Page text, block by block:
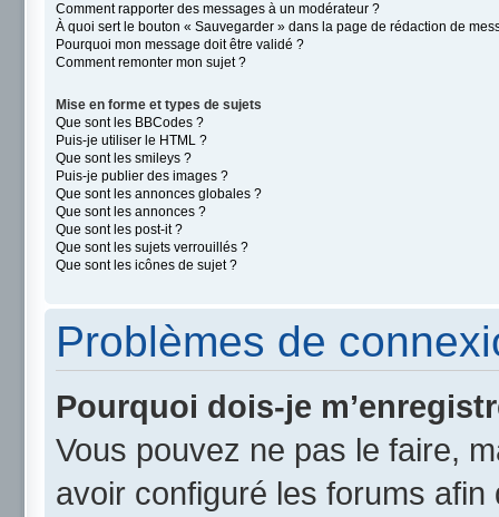
Comment rapporter des messages à un modérateur ?
À quoi sert le bouton « Sauvegarder » dans la page de rédaction de
Pourquoi mon message doit être validé ?
Comment remonter mon sujet ?
Mise en forme et types de sujets
Que sont les BBCodes ?
Puis-je utiliser le HTML ?
Que sont les smileys ?
Puis-je publier des images ?
Que sont les annonces globales ?
Que sont les annonces ?
Que sont les post-it ?
Que sont les sujets verrouillés ?
Que sont les icônes de sujet ?
Problèmes de
Pourquoi dois-je
Vous pouvez ne pas le faire,
avoir configuré les forums afin